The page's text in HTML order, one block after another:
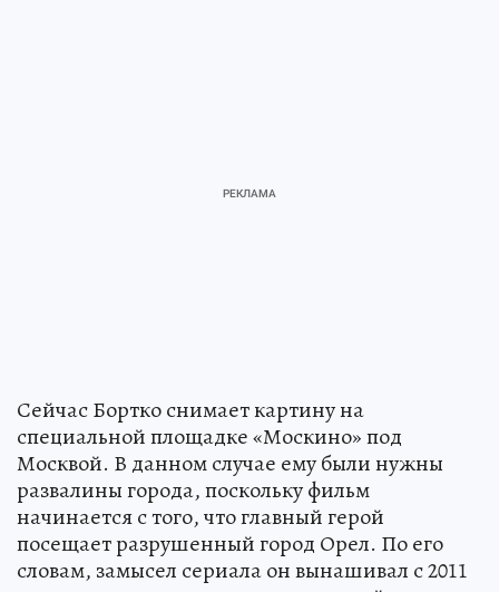
Сейчас Бортко снимает картину на
специальной площадке «Москино» под
Москвой. В данном случае ему были нужны
развалины города, поскольку фильм
начинается с того, что главный герой
посещает разрушенный город Орел. По его
словам, замысел сериала он вынашивал с 2011